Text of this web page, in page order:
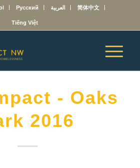
Русский العربية 简体中文
Tiếng Việt
- Oaks
2016